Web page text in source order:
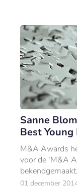
Sanne
Best
M&A Awards
voor de ‘M&A
professionals
01 december